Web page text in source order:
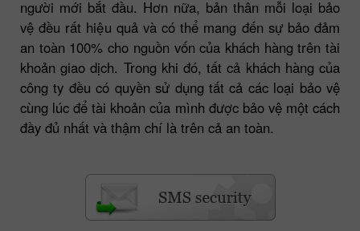
người mới bắt đầu. Hơn nữa, bản thân mỗi loại bảo
vệ đều rất hiệu quả và có thể mang đến sự bảo đảm
an toàn 100% cho nguồn vốn của khách hàng trên tài
khoản giao dịch. Trong khi đó, tất cả khách hàng của
công ty đều có quyền sử dụng tất cả các loại bảo vệ
cùng lúc để tài khoản của mình được bảo vệ một cách
đầy đủ nhất và thậm chí là trên cả an toàn.